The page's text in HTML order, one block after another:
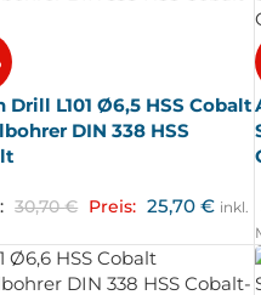
Drill L101 Ø6,5 HSS Cobalt
DIN 338 HSS
30,70€ Preis: 25,70€ inkl.